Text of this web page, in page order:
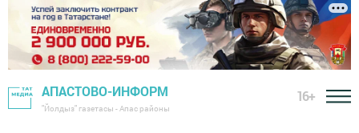
АПАСТОВО-ИНФОРМ
"Йолдыз" газетасы - Апас районы
16+